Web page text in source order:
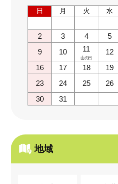
日 月 火 水
2
3 4 5
9
10 11
山の日
12
16
17 18 19
23
24 25 26
30
31
地域